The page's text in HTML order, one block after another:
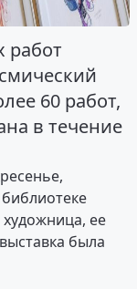
работ
60 работ,
в течение
художница, ее
была